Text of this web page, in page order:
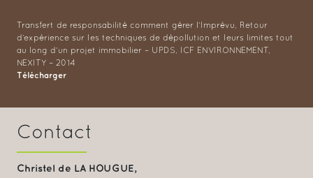
Transfert de responsabilité comment gérer l’Imprévu, Retour
d’expérience sur les techniques de dépollution et leurs limites tout
au long d’un projet immobilier – UPDS, ICF ENVIRONNEMENT,
NEXITY – 2014
Télécharger
Contact
Christel de LA HOUGUE,